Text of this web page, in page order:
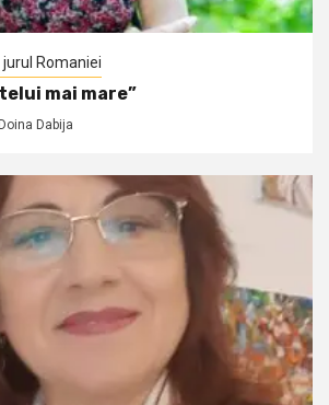
jurul Romaniei
mai mare”
Doina Dabija